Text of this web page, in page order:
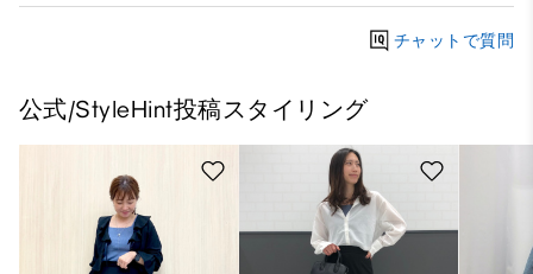
チャットで質問
公式/StyleHint投稿スタイリング